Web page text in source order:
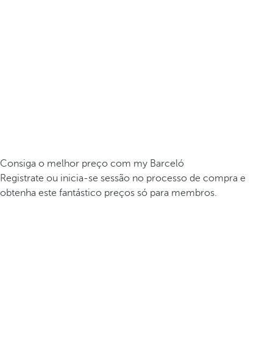
Consiga o melhor preço com my Barceló
Registrate ou inicia-se sessão no processo de compra e
obtenha este fantástico preços só para membros.